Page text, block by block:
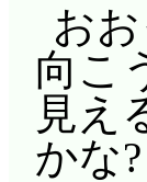
お
向こ
見え
かな?